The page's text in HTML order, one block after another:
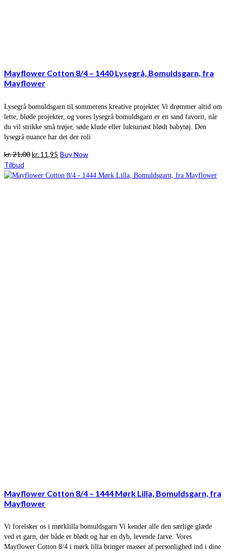
Mayflower Cotton 8/4 – 1440 Lysegrå, Bomuldsgarn, fra
Mayflower
Lysegrå bomuldsgarn til sommerens kreative projekter Vi drømmer altid om
lette, bløde projekter, og vores lysegrå bomuldsgarn er en sand favorit, når
du vil strikke små trøjer, søde klude eller luksuriøst blødt babytøj. Den
lysegrå nuance har det der roli
kr.21,00Den
pris
kr. 11,95 Den
pris
Buy Now
Tilbud
Mayflower Cotton 8/4 – 1444 Mørk Lilla, Bomuldsgarn, fra
Mayflower
Vi forelsker os i mørklilla bomuldsgarn Vi kender alle den særlige glæde
ved et garn, der både er blødt og har en dyb, levende farve. Vores
Mayflower Cotton 8/4 i mørk lilla bringer masser af personlighed ind i dine